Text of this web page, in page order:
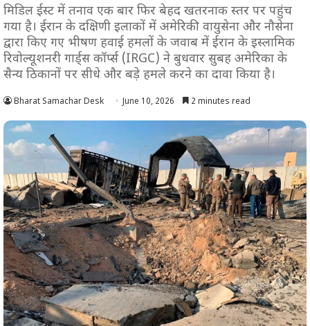
मिडिल ईस्ट में तनाव एक बार फिर बेहद खतरनाक स्तर पर पहुंच
गया है। ईरान के दक्षिणी इलाकों में अमेरिकी वायुसेना और नौसेना
द्वारा किए गए भीषण हवाई हमलों के जवाब में ईरान के इस्लामिक
रिवोल्यूशनरी गार्ड्स कॉर्प्स (IRGC) ने बुधवार सुबह अमेरिका के
सैन्य ठिकानों पर सीधे और बड़े हमले करने का दावा किया है।
Bharat Samachar Desk June 10, 2026 2 minutes read